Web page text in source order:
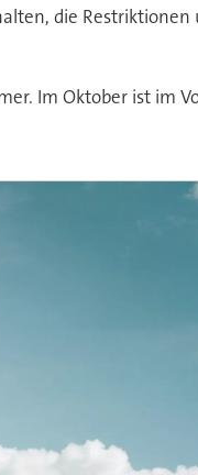
die
Im Oktober ist im